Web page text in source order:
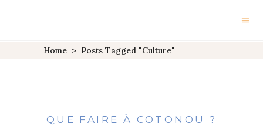
Home > Posts Tagged "culture"
QUE FAIRE À COTONOU ?